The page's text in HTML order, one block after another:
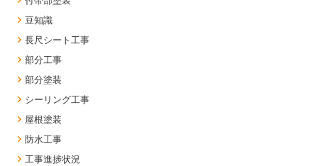
豆知識
長尺シート工事
部分工事
部分塗装
シーリング工事
屋根塗装
防水工事
工事進捗状況